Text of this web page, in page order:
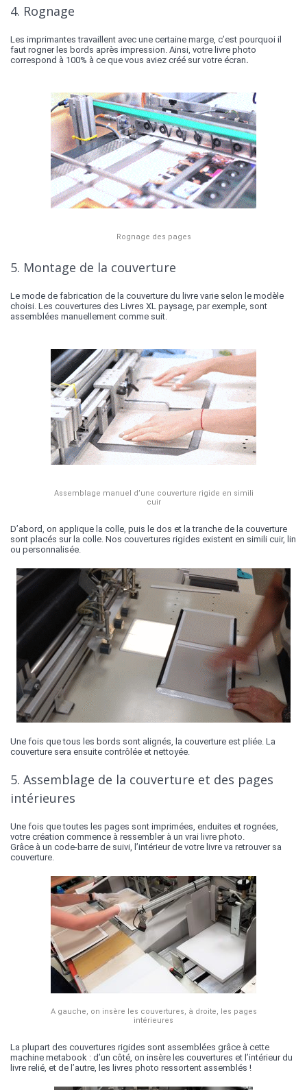
4. Rognage
Les imprimantes travaillent avec une certaine marge, c’est pourquoi il
faut rogner les bords après impression. Ainsi, votre livre photo
correspond à 100% à ce que vous aviez créé sur votre écran.
Rognage des pages
5. Montage de la couverture
Le mode de fabrication de la couverture du livre varie selon le modèle
choisi. Les couvertures des Livres XL paysage, par exemple, sont
assemblées manuellement comme suit.
Assemblage manuel d’une couverture rigide en simili
cuir
D’abord, on applique la colle, puis le dos et la tranche de la couverture
sont placés sur la colle. Nos couvertures rigides existent en simili cuir, lin
ou personnalisée.
Une fois que tous les bords sont alignés, la couverture est pliée. La
couverture sera ensuite contrôlée et nettoyée.
5. Assemblage de la couverture et des pages
intérieures
Une fois que toutes les pages sont imprimées, enduites et rognées,
votre création commence à ressembler à un vrai livre photo.
Grâce à un code-barre de suivi, l’intérieur de votre livre va retrouver sa
couverture.
A gauche, on insère les couvertures, à droite, les pages
intérieures
La plupart des couvertures rigides sont assemblées grâce à cette
machine metabook : d’un côté, on insère les couvertures et l’intérieur du
livre relié, et de l’autre, les livres photo ressortent assemblés !